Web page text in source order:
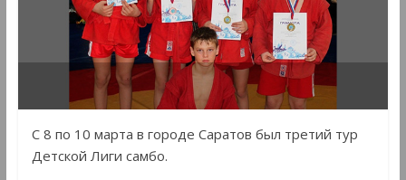
С 8 по 10 марта в городе Саратов был третий тур
Детской Лиги самбо.